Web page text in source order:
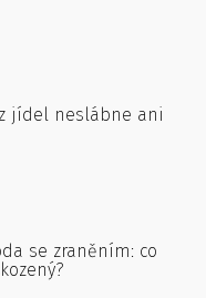
jídel neslábne ani
se zraněním: co